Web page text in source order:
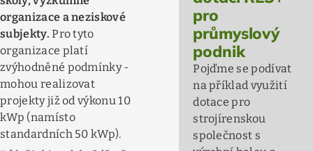
organizace a neziskové
subjekty. Pro tyto
organizace platí
zvýhodněné podmínky -
mohou realizovat
projekty již od výkonu 10
kWp (namísto
standardních 50 kWp).
pro
průmyslový
podnik
Pojďme se podívat
na příklad využití
dotace pro
strojírenskou
společnost s